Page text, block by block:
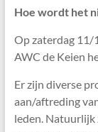
De
Hoe wordt het
Op zaterdag 11/
AWC de Keien
Er zijn diverse
aan/aftreding
leden. Natuurlijk